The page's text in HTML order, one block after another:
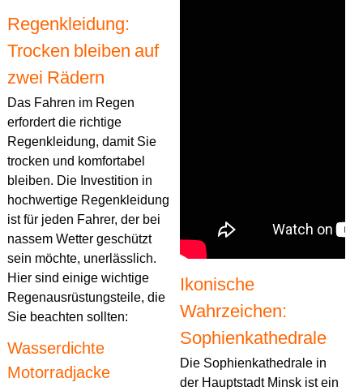
Regenkleidung:
Trocken bleiben auf
zwei Rädern
Das Fahren im Regen
erfordert die richtige
Regenkleidung, damit Sie
trocken und komfortabel
bleiben. Die Investition in
hochwertige Regenkleidung
ist für jeden Fahrer, der bei
nassem Wetter geschützt
sein möchte, unerlässlich.
Hier sind einige wichtige
Regenausrüstungsteile, die
Sie beachten sollten:
Wasserdichte
Motorradjacke
Ikonische
Wahrzeichen:
Sophienkathedrale
Die Sophienkathedrale in
der Hauptstadt Minsk ist ein